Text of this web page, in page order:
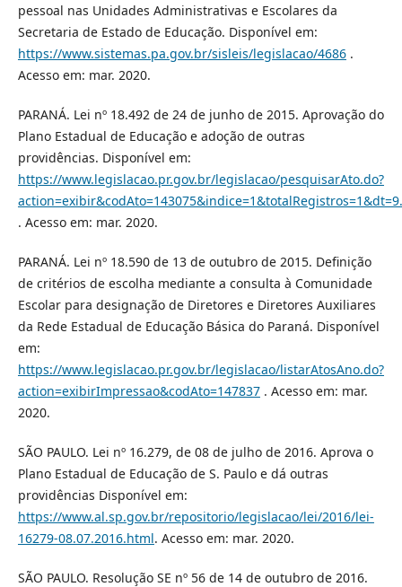
pessoal nas Unidades Administrativas e Escolares da
Secretaria de Estado de Educação. Disponível em:
https://www.sistemas.pa.gov.br/sisleis/legislacao/4686.
Acesso em: mar. 2020.
PARANÁ. Lei nº 18.492 de 24 de junho de 2015. Aprovação do
Plano Estadual de Educação e adoção de outras
providências. Disponível em:
https://www.legislacao.pr.gov.br/legislacao/pesquisarAto.do?
. Acesso em: mar. 2020.
PARANÁ. Lei nº 18.590 de 13 de outubro de 2015. Definição
de critérios de escolha mediante a consulta à Comunidade
Escolar para designação de Diretores e Diretores Auxiliares
da Rede Estadual de Educação Básica do Paraná. Disponível
em:
https://www.legislacao.pr.gov.br/legislacao/listarAtosAno.do?
action=exibirImpressao&codAto=147837. Acesso em: mar.
2020.
SÃO PAULO. Lei nº 16.279, de 08 de julho de 2016. Aprova o
Plano Estadual de Educação de S. Paulo e dá outras
providências Disponível em:
https://www.al.sp.gov.br/repositorio/legislacao/lei/2016/lei-
16279-08.07.2016.html. Acesso em: mar. 2020.
SÃO PAULO. Resolução SE nº 56 de 14 de outubro de 2016.